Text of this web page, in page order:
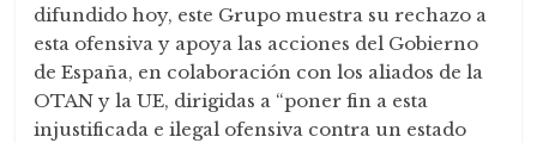
difundido hoy, este Grupo muestra su rechazo a
esta ofensiva y apoya las acciones del Gobierno
de España, en colaboración con los aliados de la
OTAN y la UE, dirigidas a “poner fin a esta
injustificada e ilegal ofensiva contra un estado